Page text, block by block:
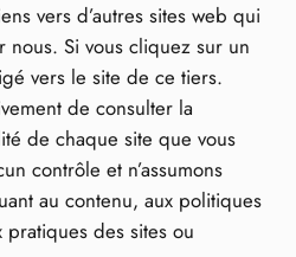
vers d’autres sites web qui
nous. Si vous cliquez sur un
vers le site de ce tiers.
de consulter la
de chaque site que vous
contrôle et n’assumons
au contenu, aux politiques
des sites ou